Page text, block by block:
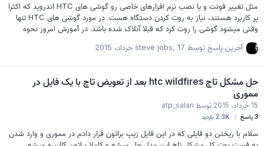
مثل تغییر فونت و یا نصب نرم افزارهای خاصی رو گوشی های HTC اندروید که اکثرا
پر کاربرد هستند، نیاز به روت کردن دستگاه هست. در مورد گوشی های HTC تنها
وقتی میشود گوشی را روت کرد که قبلا آنلاک شده باشد. در آموزش امروز نحوه
داد. اول باید دید که بوت لودر شما آپدیت هست یانه. باتری را بکشید. دکمه ولوم
نوشته نشده باشد باید یا اچ بوت آپدیت شود یا کل رام گوشی. برای شروع فایل
فست بوت رو دان…
آخرین پاسخ توسط steve jobs ,17 خرداد، 2015
حل مشکل تاچ htc wildfires بعد از تعویض تاچ با یک فایل در
مموری
15 خرداد، 2015 توسطatp_salari
3پاسخ 2.3Kبازدید
سلام با ریختن دو فایلی که در این فایل زیپ براتون قرار دادم در مموری و وارد شدن